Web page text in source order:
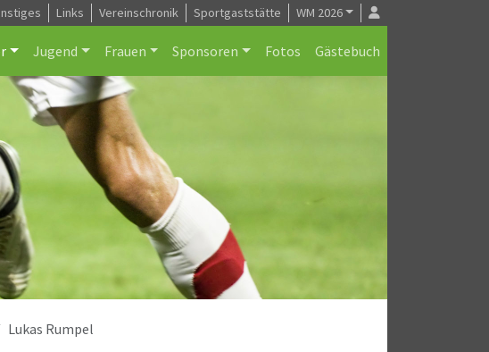
Links Vereinschronik Sportgaststätte WM 2026
Jugend Frauen Sponsoren Fotos Gästebuch
Lukas Rumpel